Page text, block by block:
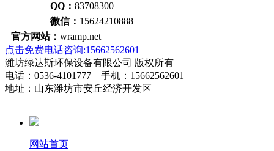
QQ： 83708300
微信： 15624210888
官方网站： wramp.net
点击免费电话咨询:15662562601
潍坊绿达斯环保设备有限公司 版权所有
电话：0536-4101777 手机：15662562601
地址：山东潍坊市安丘经济开发区
网站首页